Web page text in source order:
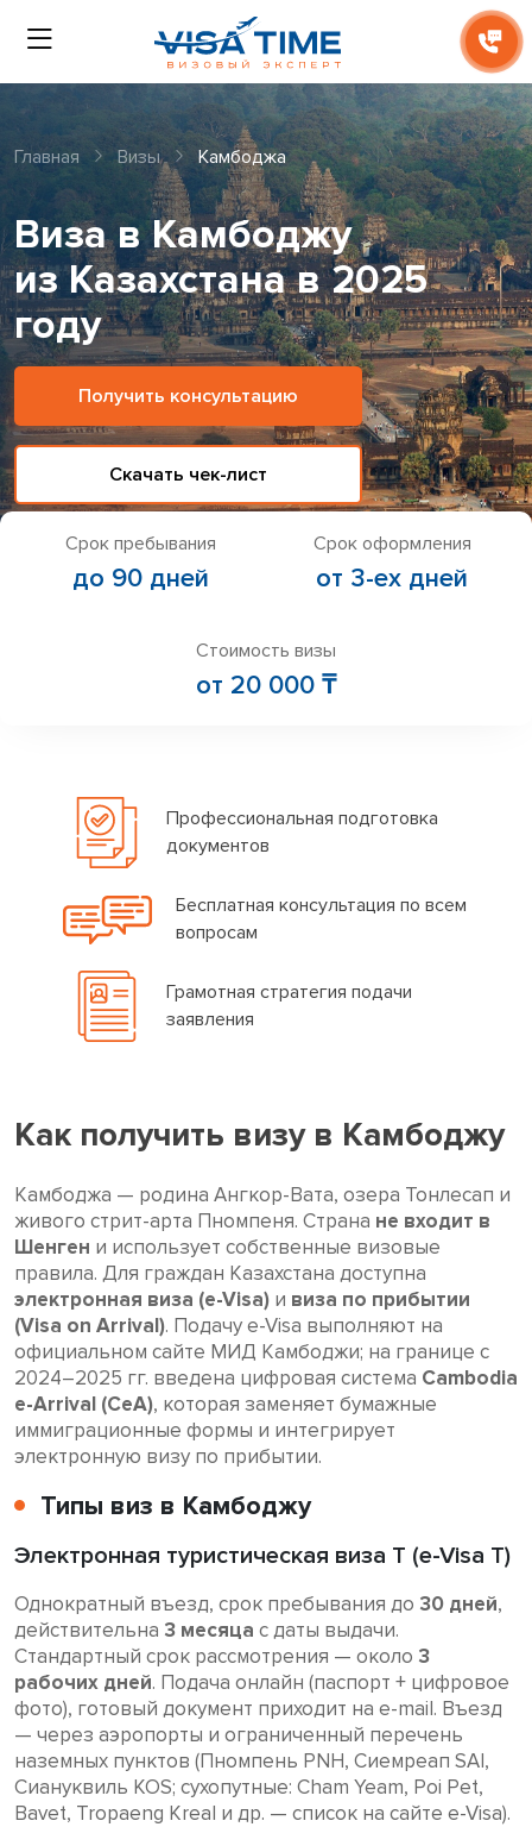
Главная Визы Камбоджа
Виза в Камбоджу
из Казахстана в 2025
году
Получить консультацию
Скачать чек-лист
Срок пребывания
до 90 дней
Срок оформления
от 3-ех дней
Стоимость визы
от 20 000 ₸
Профессиональная подготовка
документов
Бесплатная консультация по всем
вопросам
Грамотная стратегия подачи
заявления
Как получить визу в Камбоджу
Камбоджа — родина Ангкор-Вата, озера Тонлесап и
живого стрит-арта Пномпеня. Страна не входит в
Шенген и использует собственные визовые
правила. Для граждан Казахстана доступна
электронная виза (e-Visa) и виза по прибытии
(Visa on Arrival). Подачу e-Visa выполняют на
официальном сайте МИД Камбоджи; на границе с
2024–2025 гг. введена цифровая система Cambodia
e-Arrival (CeA), которая заменяет бумажные
иммиграционные формы и интегрирует
электронную визу по прибытии.
Типы виз в Камбоджу
Электронная туристическая виза T (e-Visa T)
Однократный въезд, срок пребывания до 30 дней,
действительна 3 месяца с даты выдачи.
Стандартный срок рассмотрения — около 3
рабочих дней. Подача онлайн (паспорт + цифровое
фото), готовый документ приходит на e-mail. Въезд
— через аэропорты и ограниченный перечень
наземных пунктов (Пномпень PNH, Сиемреап SAI,
Сиануквиль KOS; сухопутные: Cham Yeam, Poi Pet,
Bavet, Tropaeng Kreal и др. — список на сайте e-Visa).